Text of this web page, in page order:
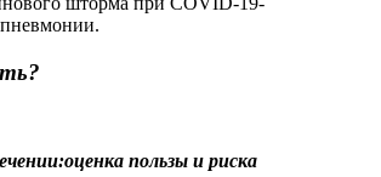
пользы и риска